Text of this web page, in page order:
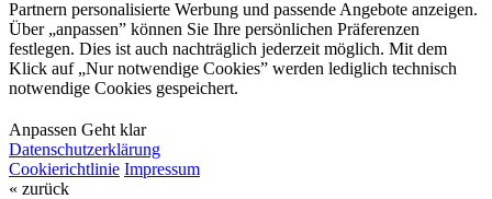
Partnern personalisierte Werbung und passende Angebote anzeigen.
Über „anpassen” können Sie Ihre persönlichen Präferenzen
festlegen. Dies ist auch nachträglich jederzeit möglich. Mit dem
Klick auf „Nur notwendige Cookies” werden lediglich technisch
notwendige Cookies gespeichert.
Anpassen Geht klar
Datenschutzerklärung
Cookierichtlinie Impressum
« zurück